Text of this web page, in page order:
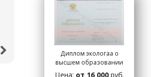
Диплом экологаа о
высшем образовании
Цена: от 16 000руб.